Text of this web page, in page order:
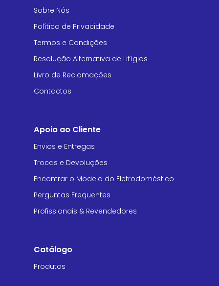
Sobre Nós
Política de Privacidade
Termos e Condições
Resolução Alternativa de Litígios
Livro de Reclamações
Contactos
Apoio ao Cliente
Envios e Entregas
Trocas e Devoluções
Encontrar o Modelo do Eletrodoméstico
Perguntas Frequentes
Profissionais & Revendedores
Catálogo
Produtos